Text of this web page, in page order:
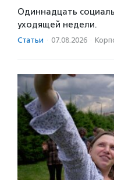
Одиннадцать
уходящей недели.
Статьи · 07.08.2026 ·